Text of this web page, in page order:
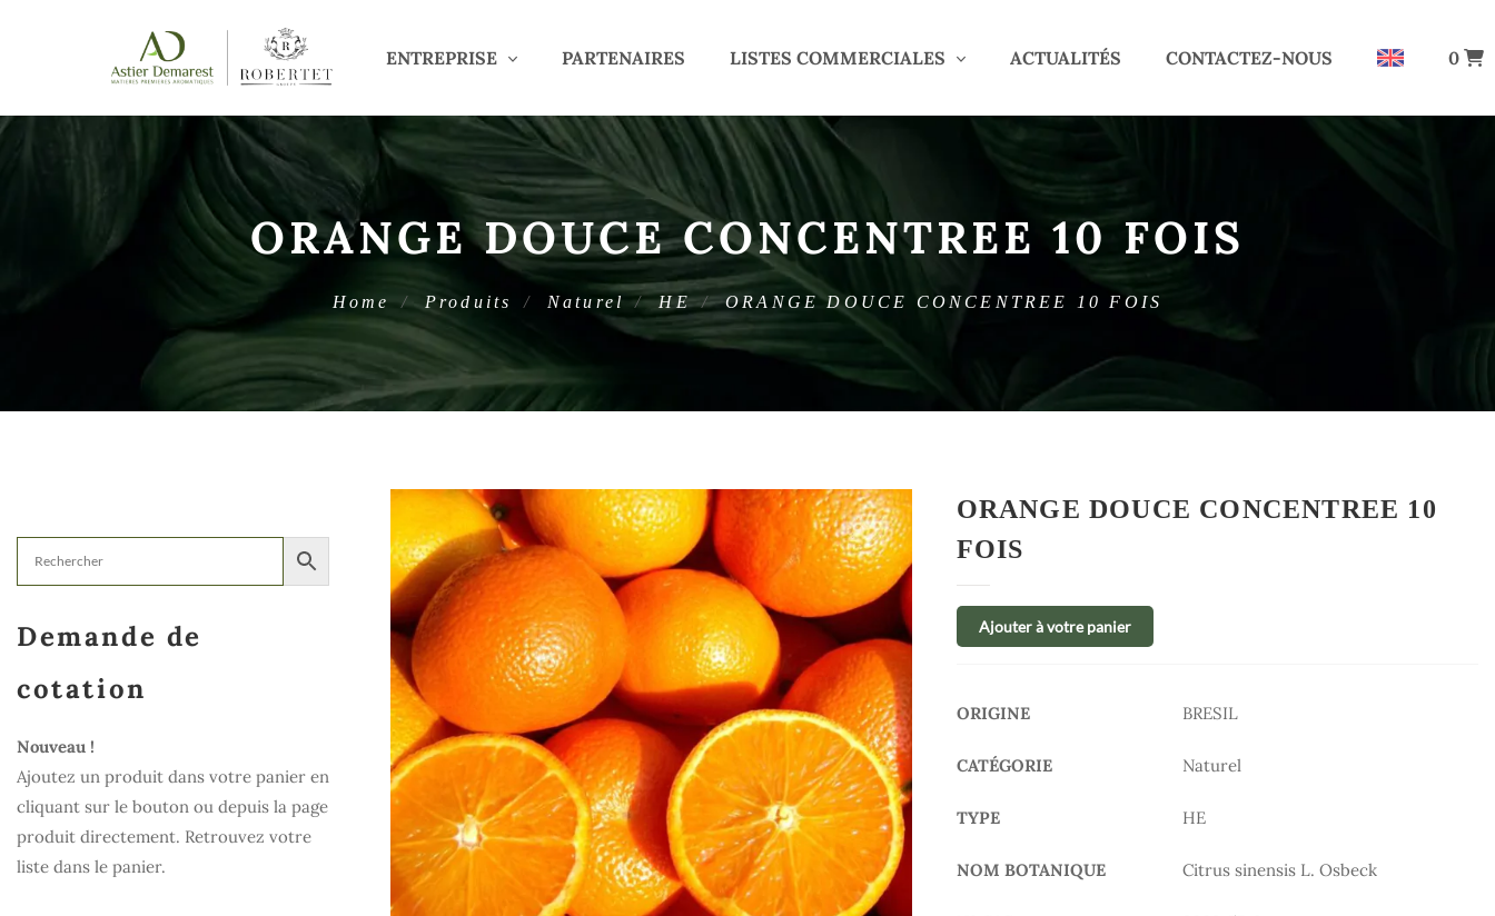
ENTREPRISE PARTENAIRES LISTES COMMERCIALES ACTUALITÉS CONTACTEZ-NOUS 0
ORANGE DOUCE CONCENTREE 10 FOIS
Home Produits Naturel HE ORANGE DOUCE CONCENTREE 10 FOIS
Demande de
cotation
Nouveau !
Ajoutez un produit dans votre panier en
cliquant sur le bouton ou depuis la page
produit directement. Retrouvez votre
liste dans le panier.
ORANGE DOUCE CONCENTREE 10
FOIS
Ajouter à votre panier
ORIGINE BRESIL
CATÉGORIE Naturel
TYPE HE
NOM BOTANIQUE Citrus sinensis L. Osbeck